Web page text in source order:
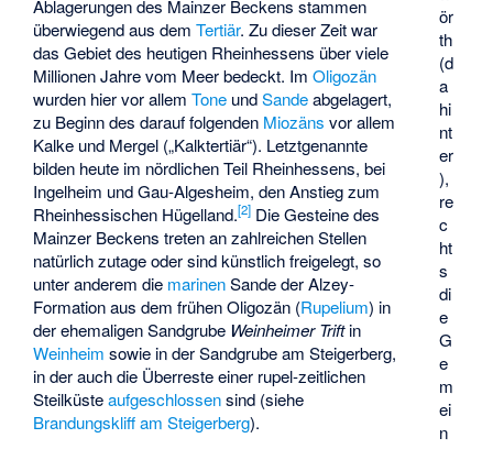
ör
th
(d
a
hi
nt
er
),
re
c
ht
s
di
e
G
e
m
ei
n
Ablagerungen des Mainzer Beckens stammen
überwiegend aus demTertiär. Zu dieser Zeit war
das Gebiet des heutigen Rheinhessens über viele
Millionen Jahre vom Meer bedeckt. ImOligozän
wurden hier vor allemTone undSandeabgelagert,
zu Beginn des darauf folgenden Miozäns vor allem
Kalke und Mergel („Kalktertiär“). Letztgenannte
bilden heute im nördlichen Teil Rheinhessens, bei
Ingelheim und Gau-Algesheim, den Anstieg zum
Rheinhessischen Hügelland.[2] Die Gesteine des
Mainzer Beckens treten an zahlreichen Stellen
natürlich zutage oder sind künstlich freigelegt, so
unter anderem die marinenSande der Alzey-
Formation aus dem frühen Oligozän (Rupelium) in
der ehemaligen Sandgrube Weinheimer Triftin
Weinheim sowie in der Sandgrube am Steigerberg,
in der auch die Überreste einer rupel-zeitlichen
Steilküsteaufgeschlossensind (siehe
Brandungskliff am Steigerberg).